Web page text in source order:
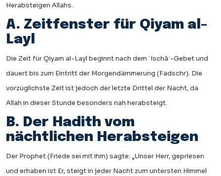
Herabsteigen Allahs.
A. Zeitfenster für Qiyam al-
Layl
Die Zeit für Qiyam al-Layl beginnt nach dem ʿIschāʾ-Gebet und
dauert bis zum Eintritt der Morgendämmerung (Fadschr). Die
vorzüglichste Zeit ist jedoch der letzte Drittel der Nacht, da
Allah in dieser Stunde besonders nah herabsteigt.
B. Der Hadith vom
nächtlichen Herabsteigen
Der Prophet (Friede sei mit ihm) sagte: „Unser Herr, gepriesen
und erhaben ist Er, steigt in jeder Nacht zum untersten Himmel